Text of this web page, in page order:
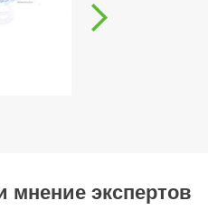
мнение экспертов